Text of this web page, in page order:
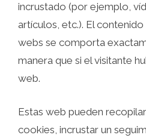
incrustado (por ejemplo,
artículos, etc.). El
webs se comporta
manera que si el visitante
web.
Estas web pueden
cookies, incrustar un